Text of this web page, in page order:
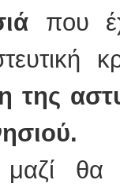
που
της
μαζί θα